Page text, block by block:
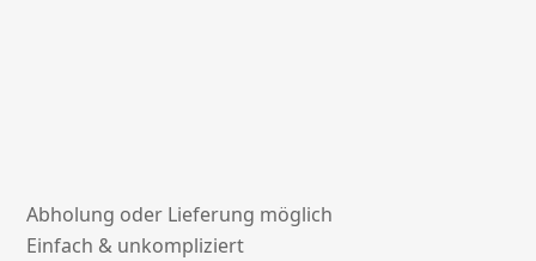
Abholung oder Lieferung möglich
Einfach & unkompliziert